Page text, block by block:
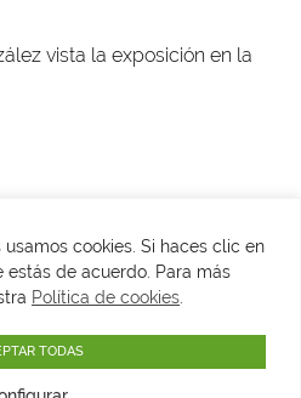
cookies. Si haces clic en
estás de acuerdo. Para más
Política de cookies
TODAS
vista la exposición en la